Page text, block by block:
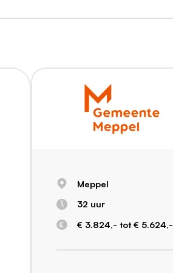
Meppel
32 uur
€ 3.824,- tot € 5.624,-